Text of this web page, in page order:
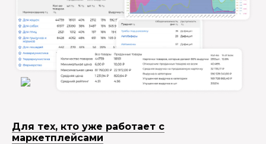
Для тех, кто уже работает с
маркетплейсами